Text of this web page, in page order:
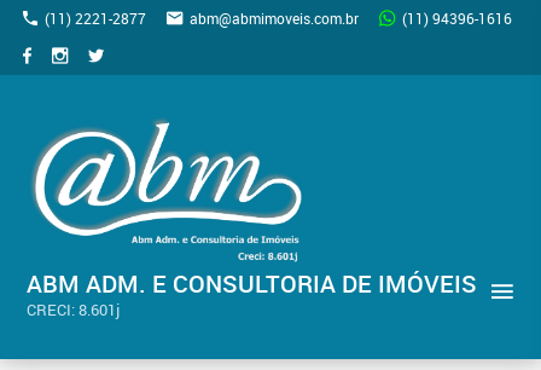
(11) 2221-2877 abm@abmimoveis.com.br (11) 94396-1616
ABM ADM. E CONSULTORIA DE IMÓVEIS
CRECI: 8.601j